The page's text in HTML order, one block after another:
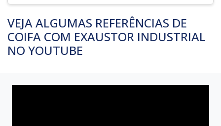
VEJA ALGUMAS REFERÊNCIAS DE
COIFA COM EXAUSTOR INDUSTRIAL
NO YOUTUBE